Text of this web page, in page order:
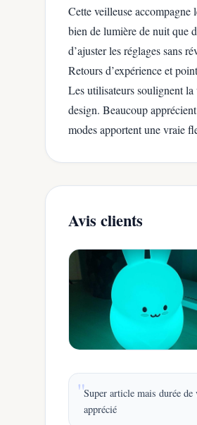
Cette veilleuse accompagne
bien de lumière de nuit que
d’ajuster les réglages sans
Retours d’expérience et
Les utilisateurs soulignent la
design. Beaucoup
modes apportent une vraie
Avis clients
Super article mais durée
apprécié